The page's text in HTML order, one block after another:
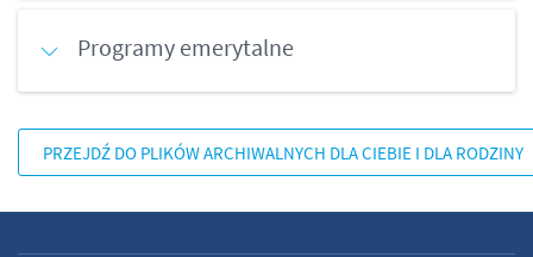
Programy emerytalne
PRZEJDŹ DO PLIKÓW ARCHIWALNYCH DLA CIEBIE I DLA RODZINY